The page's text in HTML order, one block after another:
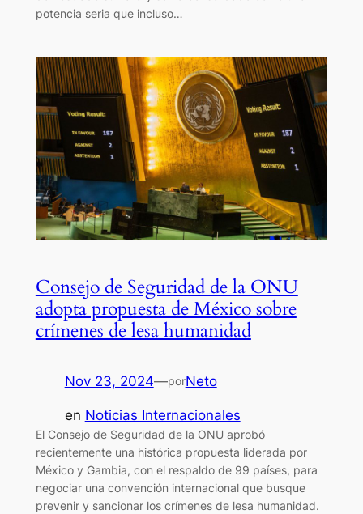
potencia seria que incluso…
Consejo de Seguridad de la ONU
adopta propuesta de México sobre
crímenes de lesa humanidad
Nov 23, 2024—porNeto
en Noticias Internacionales
El Consejo de Seguridad de la ONU aprobó
recientemente una histórica propuesta liderada por
México y Gambia, con el respaldo de 99 países, para
negociar una convención internacional que busque
prevenir y sancionar los crímenes de lesa humanidad.